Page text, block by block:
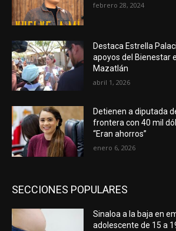
febrero 28, 2024
Destaca Estrella
apoyos del Bienestar
Mazatlán
abril 1, 2026
Detienen a diputada
frontera con 40 mil
“Eran ahorros”
enero 6, 2026
SECCIONES POPULARES
Sinaloa a la baja en
adolescente de 15 a